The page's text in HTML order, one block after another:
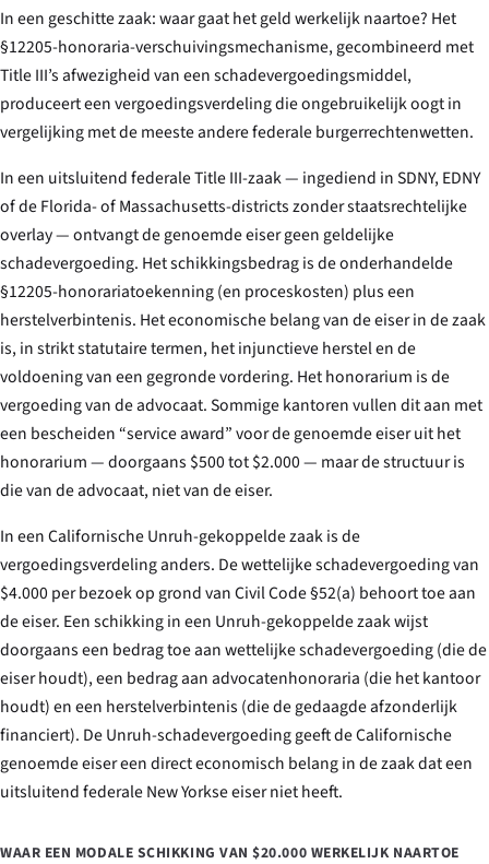
In een geschitte zaak: waar gaat het geld werkelijk naartoe? Het
§12205-honoraria-verschuivingsmechanisme, gecombineerd met
Title III’s afwezigheid van een schadevergoedingsmiddel,
produceert een vergoedingsverdeling die ongebruikelijk oogt in
vergelijking met de meeste andere federale burgerrechtenwetten.
In een uitsluitend federale Title III-zaak — ingediend in SDNY, EDNY
of de Florida- of Massachusetts-districts zonder staatsrechtelijke
overlay — ontvangt de genoemde eiser geen geldelijke
schadevergoeding. Het schikkingsbedrag is de onderhandelde
§12205-honorariatoekenning (en proceskosten) plus een
herstelverbintenis. Het economische belang van de eiser in de zaak
is, in strikt statutaire termen, het injunctieve herstel en de
voldoening van een gegronde vordering. Het honorarium is de
vergoeding van de advocaat. Sommige kantoren vullen dit aan met
een bescheiden “service award” voor de genoemde eiser uit het
honorarium — doorgaans $500 tot $2.000 — maar de structuur is
die van de advocaat, niet van de eiser.
In een Californische Unruh-gekoppelde zaak is de
vergoedingsverdeling anders. De wettelijke schadevergoeding van
$4.000 per bezoek op grond van Civil Code §52(a) behoort toe aan
de eiser. Een schikking in een Unruh-gekoppelde zaak wijst
doorgaans een bedrag toe aan wettelijke schadevergoeding (die de
eiser houdt), een bedrag aan advocatenhonoraria (die het kantoor
houdt) en een herstelverbintenis (die de gedaagde afzonderlijk
financiert). De Unruh-schadevergoeding geeft de Californische
genoemde eiser een direct economisch belang in de zaak dat een
uitsluitend federale New Yorkse eiser niet heeft.
WAAR EEN MODALE SCHIKKING VAN $20.000 WERKELIJK NAARTOE